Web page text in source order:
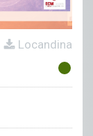
Locandina